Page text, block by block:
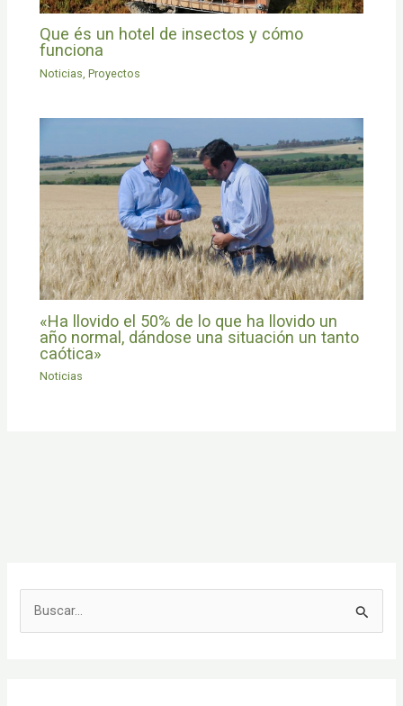
Que és un hotel de insectos y cómo
funciona
Noticias ,Proyectos
«Ha llovido el 50% de lo que ha llovido un
año normal, dándose una situación un tanto
caótica»
Noticias